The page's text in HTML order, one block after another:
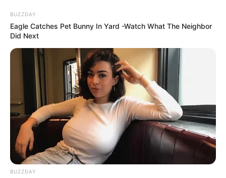
BUZZDAY
Eagle Catches Pet Bunny In Yard -Watch What The Neighbor
Did Next
BUZZDAY